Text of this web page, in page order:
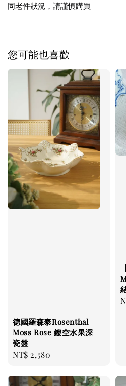
同老件狀況，請謹慎購買
您可能也喜歡
德國羅森泰Rosenthal
Moss Rose 鏤空水果深
瓷盤
Regular
NT$ 2,580